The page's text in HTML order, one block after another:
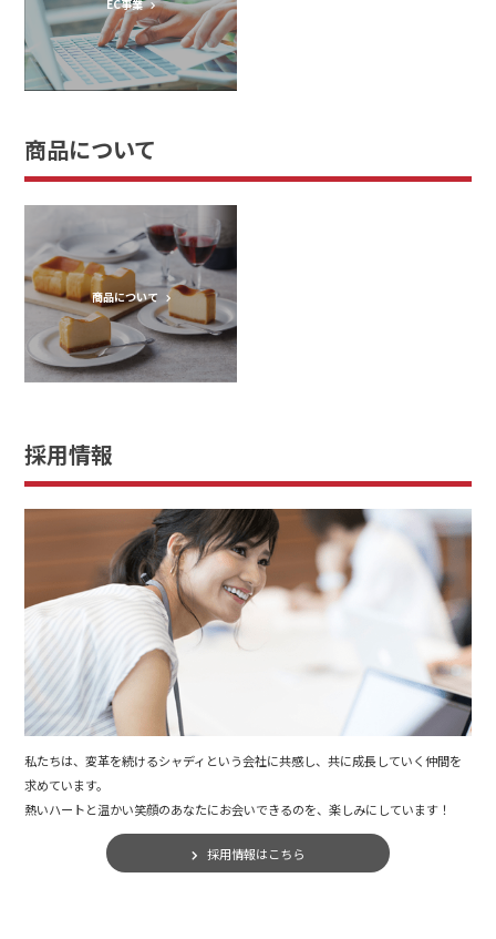
EC事業
商品について
商品について
採用情報
私たちは、変革を続けるシャディという会社に共感し、共に成長していく仲間を
求めています。
熱いハートと温かい笑顔のあなたにお会いできるのを、楽しみにしています！
採用情報はこちら